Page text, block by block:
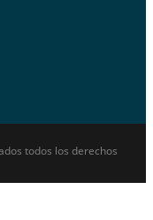
todos los derechos